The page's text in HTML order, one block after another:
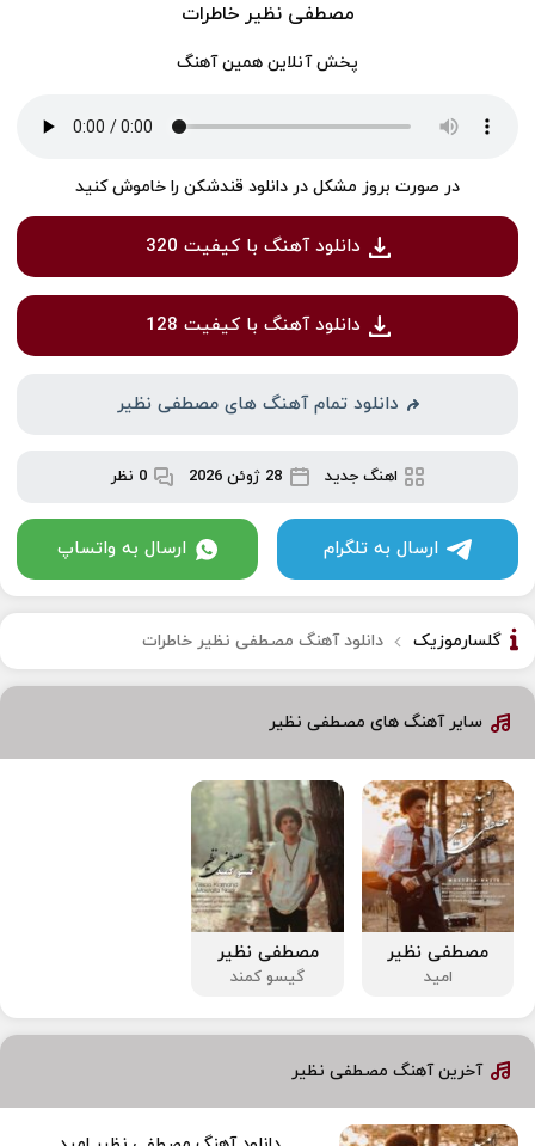
مصطفی نظیر خاطرات
پخش آنلاین همین آهنگ
در صورت بروز مشکل در دانلود قندشکن را خاموش کنید
دانلود آهنگ با کیفیت 320
دانلود آهنگ با کیفیت 128
دانلود تمام آهنگ های مصطفی نظیر
اهنگ جدید 28 ژوئن 2026 0 نظر
ارسال به تلگرام ارسال به واتساپ
گلسارموزیک دانلود آهنگ مصطفی نظیر خاطرات
سایر آهنگ های مصطفی نظیر
مصطفی نظیر
امید
مصطفی نظیر
گیسو کمند
آخرین آهنگ مصطفی نظیر